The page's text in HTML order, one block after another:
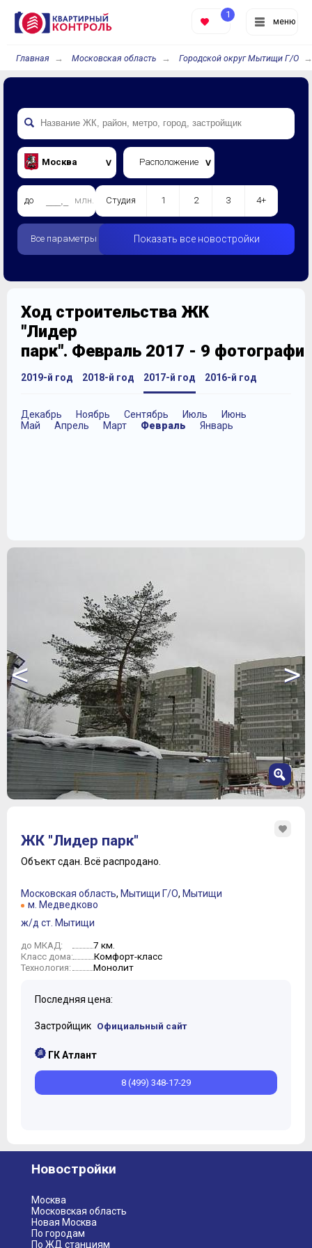
меню
1
Главная Московская область Городской округ Мытищи Г/О
Москва Расположение
до млн. Студия 1 2 3 4+
Все параметры Показать все новостройки
Ход строительства ЖК
"Лидер
парк". Февраль 2017 - 9
2019-й год 2018-й год 2017-й год
Декабрь Ноябрь Сентябрь Июль
Июнь
Май
Апрель Март Февраль Январь
2016-й год
< >
3
4
6
7
8
ЖК "Лидер парк"
Объект сдан. Всё распродано.
Московская область, Мытищи Г/О, Мытищи
м. Медведково
ж/д ст. Мытищи
до МКАД: 7 км.
Класс дома: Комфорт-класс
Технология: Монолит
Последняя цена:
Застройщик Официальный сайт
ГК Атлант
8 (499) 348-17-29
Новостройки
Москва
Московская область
Новая Москва
По городам
По ЖД станциям